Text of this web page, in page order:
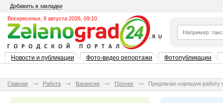
Добавить в закладки
Воскресенье, 9 августа 2026, 09:10
Новости и публикации Фото-видео репортажи Фотопубликации
Главная Работа Вакансии Прочее Предлагаю хорошую работу